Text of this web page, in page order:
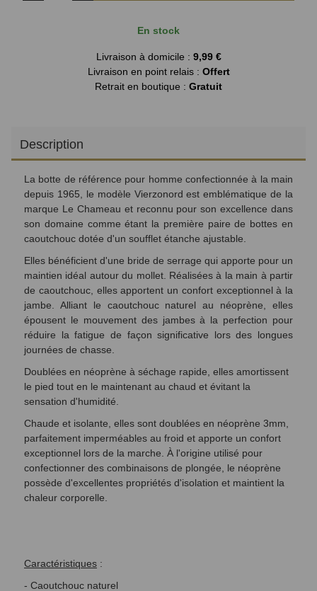
En stock
Livraison à domicile : 9,99 €
Livraison en point relais : Offert
Retrait en boutique : Gratuit
Description
La botte de référence pour homme confectionnée à la main
depuis 1965, le modèle Vierzonord est emblématique de la
marque Le Chameau et reconnu pour son excellence dans
son domaine comme étant la première paire de bottes en
caoutchouc dotée d'un soufflet étanche ajustable.
Elles bénéficient d'une bride de serrage qui apporte pour un
maintien idéal autour du mollet. Réalisées à la main à partir
de caoutchouc, elles apportent un confort exceptionnel à la
jambe. Alliant le caoutchouc naturel au néoprène, elles
épousent le mouvement des jambes à la perfection pour
réduire la fatigue de façon significative lors des longues
journées de chasse.
Doublées en néoprène à séchage rapide, elles amortissent
le pied tout en le maintenant au chaud et évitant la
sensation d'humidité.
Chaude et isolante, elles sont doublées en néoprène 3mm,
parfaitement imperméables au froid et apporte un confort
exceptionnel lors de la marche. À l'origine utilisé pour
confectionner des combinaisons de plongée, le néoprène
possède d'excellentes propriétés d'isolation et maintient la
chaleur corporelle.
Caractéristiques :
- Caoutchouc naturel